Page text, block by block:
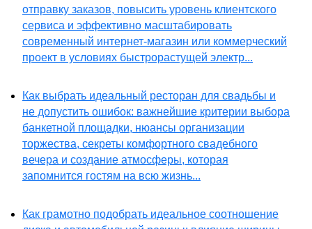
отправку заказов, повысить уровень клиентского
сервиса и эффективно масштабировать
современный интернет-магазин или коммерческий
проект в условиях быстрорастущей электр...
Как выбрать идеальный ресторан для свадьбы и
не допустить ошибок: важнейшие критерии выбора
банкетной площадки, нюансы организации
торжества, секреты комфортного свадебного
вечера и создание атмосферы, которая
запомнится гостям на всю жизнь...
Как грамотно подобрать идеальное соотношение